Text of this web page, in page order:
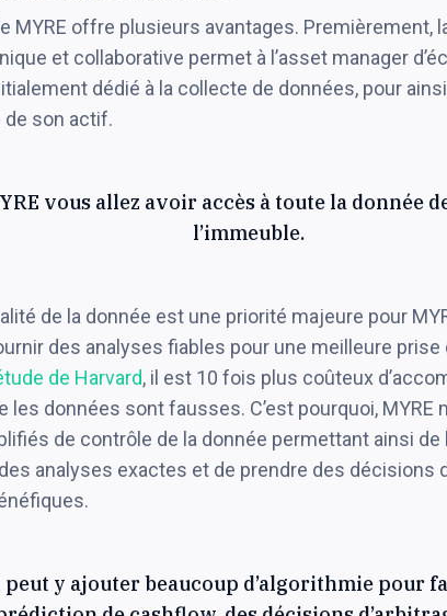
MYRE offre plusieurs avantages. Premièrement,
et collaborative permet à l’asset manager
dédié à la collecte de données, pour ainsi
son actif.
vous allez avoir accès à toute la donnée
l’immeuble.
de la donnée est une priorité majeure pour
des analyses fiables pour une meilleure prise
de Harvard, il est 10 fois plus coûteux
les données sont fausses. C’est pourquoi, MYRE
de contrôle de la donnée permettant ainsi de
analyses exactes et de prendre des
peut y ajouter beaucoup d’algorithmie pour